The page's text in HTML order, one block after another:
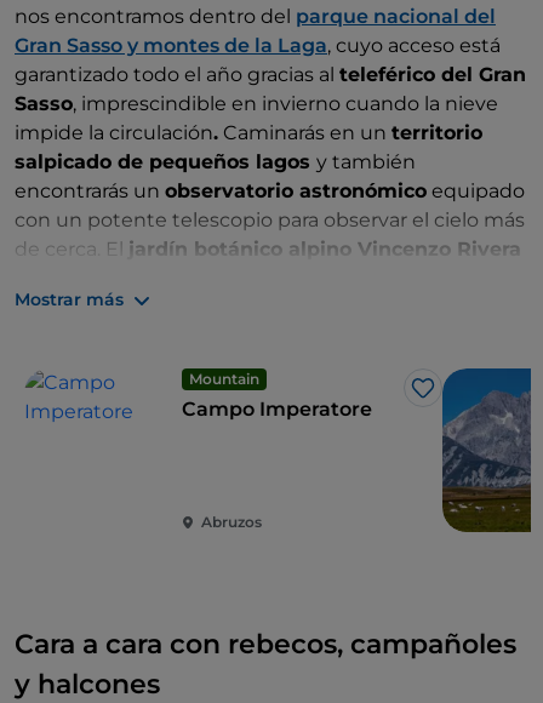
nos encontramos dentro del parque nacional del
Gran Sasso y montes de la Laga, cuyo acceso está
garantizado todo el año gracias al teleférico del Gran
Sasso, imprescindible en invierno cuando la nieve
impide la circulación. Caminarás en un territorio
salpicado de pequeños lagos y también
encontrarás un observatorio astronómico equipado
con un potente telescopio para observar el cielo más
de cerca. El jardín botánico alpino Vincenzo Rivera
anillo completo
Mostrar más
Mountain
Me gusta
Campo Imperatore
Abruzos
Cara a cara con rebecos, campañoles
y halcones